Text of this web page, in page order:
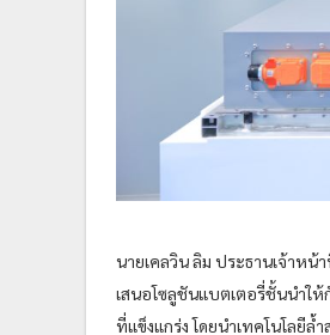
นายเคลวิน ลิม ประธานเจ้าหน้
เสนอโซลูชันแบตเตอรี่ชั้นนำใ
ที่แข็งแกร่ง โดยนำเทคโนโลยี